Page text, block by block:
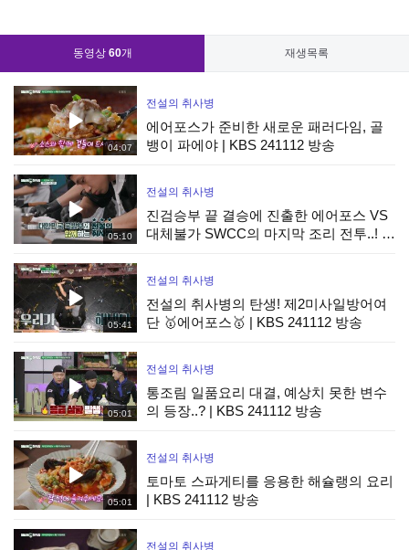
동영상 60개 재생목록
04:07
전설의 취사병
에어포스가 준비한 새로운 패러다임, 골
뱅이 파에야 | KBS 241112 방송
05:10
전설의 취사병
진검승부 끝 결승에 진출한 에어포스 VS
대체불가 SWCC의 마지막 조리 전투..! |
05:41
전설의 취사병
전설의 취사병의 탄생! 제2미사일방어여
단 🥇에어포스🥇 | KBS 241112 방송
05:01
전설의 취사병
통조림 일품요리 대결, 예상치 못한 변수
의 등장..? | KBS 241112 방송
05:01
전설의 취사병
토마토 스파게티를 응용한 해슐랭의 요리
| KBS 241112 방송
전설의 취사병